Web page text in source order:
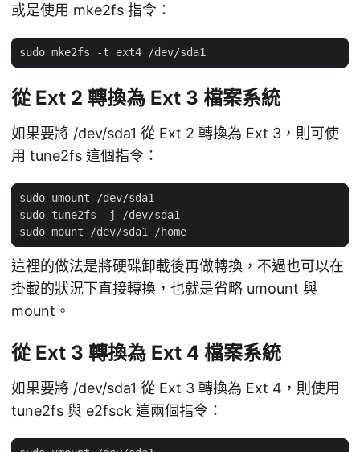
或是使用 mke2fs 指令：
從 Ext 2 轉換為 Ext 3 檔案系統
如果要將 /dev/sda1 從 Ext 2 轉換為 Ext 3，則可使
用 tune2fs 這個指令：
這裡的做法是將硬碟卸載後再做轉換，不過也可以在
掛載的狀況下直接轉換，也就是省略 umount 與
mount。
從 Ext 3 轉換為 Ext 4 檔案系統
如果要將 /dev/sda1 從 Ext 3 轉換為 Ext 4，則使用
tune2fs 與 e2fsck 這兩個指令：